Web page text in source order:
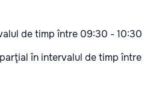
de timp între 09:30 - 10:30
în intervalul de timp între